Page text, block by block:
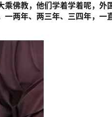
乘佛教，他们学着学着呢，外
一两年、两三年、三四年，一